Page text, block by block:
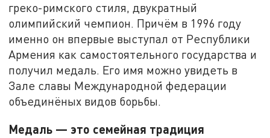
греко-римского стиля, двукратный
олимпийский чемпион. Причём в 1996 году
именно он впервые выступал от Республики
Армения как самостоятельного государства и
получил медаль. Его имя можно увидеть в
Зале славы Международной федерации
объединёных видов борьбы.
Медаль — это семейная традиция